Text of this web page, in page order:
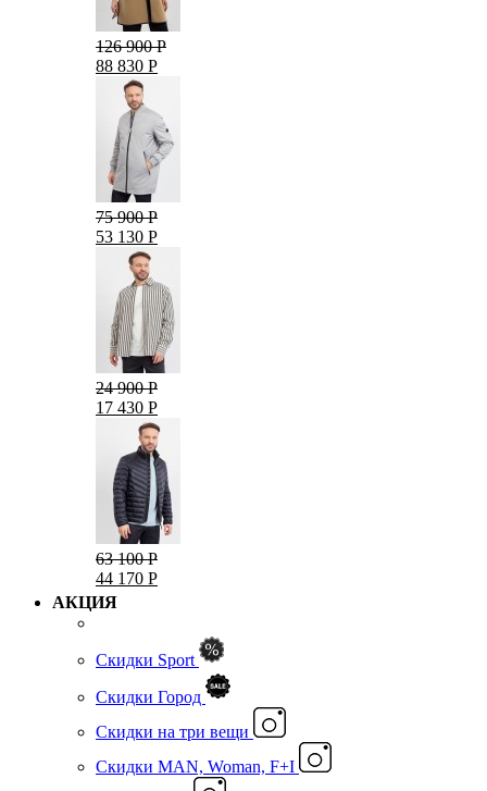
126 900 Р
88 830 Р
75 900 Р
53 130 Р
24 900 Р
17 430 Р
63 100 Р
44 170 Р
АКЦИЯ
Скидки Sport
Скидки Город
Cкидки на три вещи
Скидки MAN, Woman, F+I